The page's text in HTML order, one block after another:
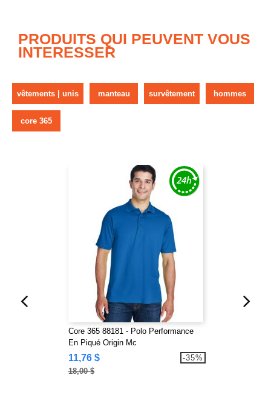
PRODUITS QUI PEUVENT VOUS
INTERESSER
vêtements | unis manteau survêtement hommes
core 365
Core 365 88181 - Polo Performance
En Piqué Origin Mc
11,76 $
18,00 $
-35%